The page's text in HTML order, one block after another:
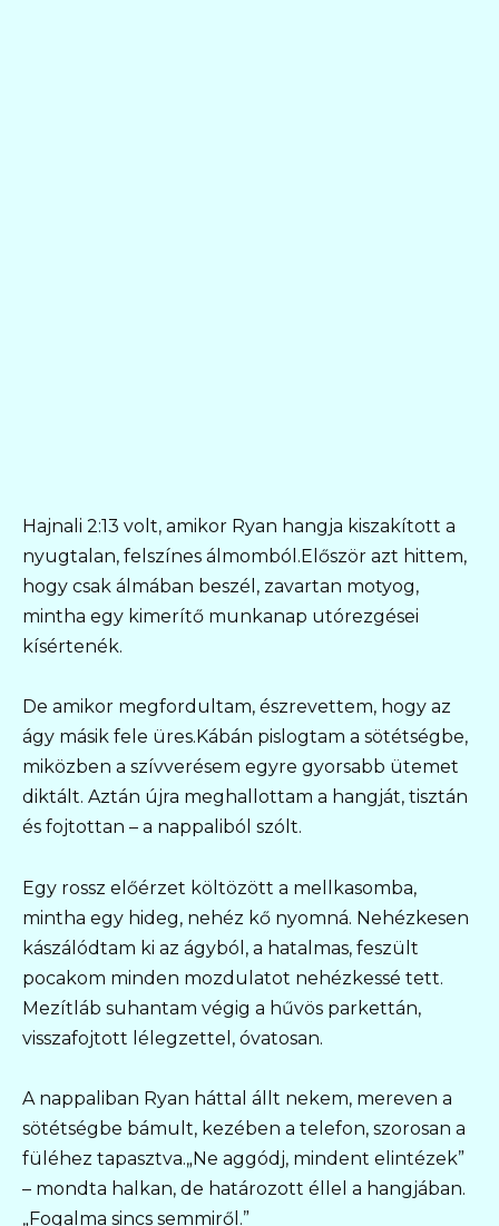
Hajnali 2:13 volt, amikor Ryan hangja kiszakított a
nyugtalan, felszínes álmomból.Először azt hittem,
hogy csak álmában beszél, zavartan motyog,
mintha egy kimerítő munkanap utórezgései
kísértenék.
De amikor megfordultam, észrevettem, hogy az
ágy másik fele üres.Kábán pislogtam a sötétségbe,
miközben a szívverésem egyre gyorsabb ütemet
diktált. Aztán újra meghallottam a hangját, tisztán
és fojtottan – a nappaliból szólt.
Egy rossz előérzet költözött a mellkasomba,
mintha egy hideg, nehéz kő nyomná. Nehézkesen
kászálódtam ki az ágyból, a hatalmas, feszült
pocakom minden mozdulatot nehézkessé tett.
Mezítláb suhantam végig a hűvös parkettán,
visszafojtott lélegzettel, óvatosan.
A nappaliban Ryan háttal állt nekem, mereven a
sötétségbe bámult, kezében a telefon, szorosan a
füléhez tapasztva.„Ne aggódj, mindent elintézek”
– mondta halkan, de határozott éllel a hangjában.
„Fogalma sincs semmiről.”